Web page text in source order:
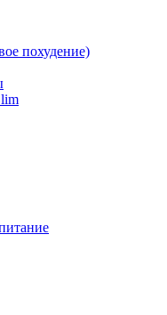
похудение)